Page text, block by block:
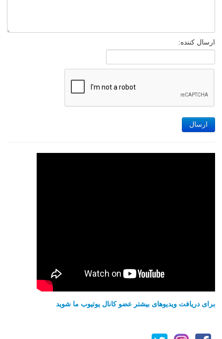
ارسال کننده:
ارسال
برای دریافت ویدیوهای بیشتر عضو کانال یوتیوب ما شوید